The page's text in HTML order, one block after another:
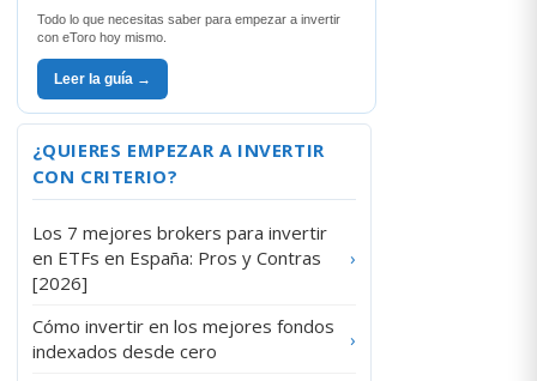
Todo lo que necesitas saber para empezar a invertir
con eToro hoy mismo.
Leer la guía →
¿QUIERES EMPEZAR A INVERTIR
CON CRITERIO?
Los 7 mejores brokers para invertir
en ETFs en España: Pros y Contras
[2026]
›
Cómo invertir en los mejores fondos
indexados desde cero
›